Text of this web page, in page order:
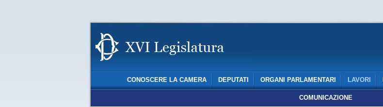
CONOSCERE LA CAMERA DEPUTATI ORGANI PARLAMENTARI LAVORI
COMUNICAZIONE